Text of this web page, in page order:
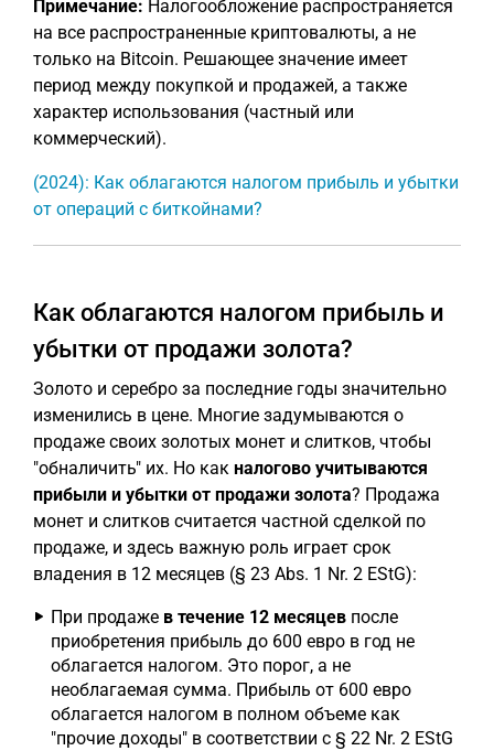
Примечание: Налогообложение распространяется
на все распространенные криптовалюты, а не
только на Bitcoin. Решающее значение имеет
период между покупкой и продажей, а также
характер использования (частный или
коммерческий).
(2024): Как облагаются налогом прибыль и убытки
от операций с биткойнами?
Как облагаются налогом прибыль и
убытки от продажи золота?
Золото и серебро за последние годы значительно
изменились в цене. Многие задумываются о
продаже своих золотых монет и слитков, чтобы
"обналичить" их. Но как налогово учитываются
прибыли и убытки от продажи золота? Продажа
монет и слитков считается частной сделкой по
продаже, и здесь важную роль играет срок
владения в 12 месяцев (§ 23 Abs. 1 Nr. 2 EStG):
При продаже в течение 12 месяцев после
приобретения прибыль до 600 евро в год не
облагается налогом. Это порог, а не
необлагаемая сумма. Прибыль от 600 евро
облагается налогом в полном объеме как
"прочие доходы" в соответствии с § 22 Nr. 2 EStG